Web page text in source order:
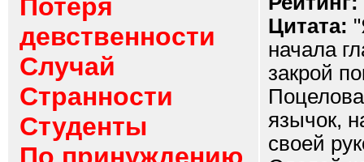
Потеря
девственности
Случай
Странности
Студенты
Цитата:
начала
закрой
язычок,
своей